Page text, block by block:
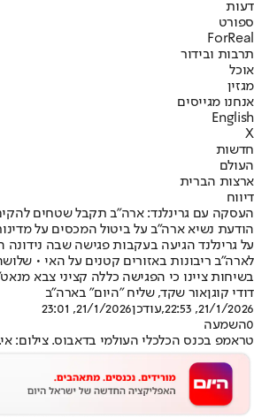
דעות
ספורט
ForReal
תרבות ובידור
אוכל
מגזין
אנחנו מגייסים
English
X
חדשות
העולם
ארצות הברית
דיווח
העסקה עם גרינלנד: ארה"ב תקבל שטחים
הודעת נשיא ארה"ב על ביטול המכסים על
על גרינלנד הגיעה בעקבות פגישה שבה
לארה"ב ריבונות באזורים קטנים על האי •
בשיחות ציינו כי הפגישה כללה קציני צבא
דודי קוגןאור שקד, שליח "היום" בארה"ב
21/1/2026, 22:53
,עודכן21/1/2026, 23:01
0השמעה
טראמפ בכנס הכלכלי העולמי בדאבוס. צילום: